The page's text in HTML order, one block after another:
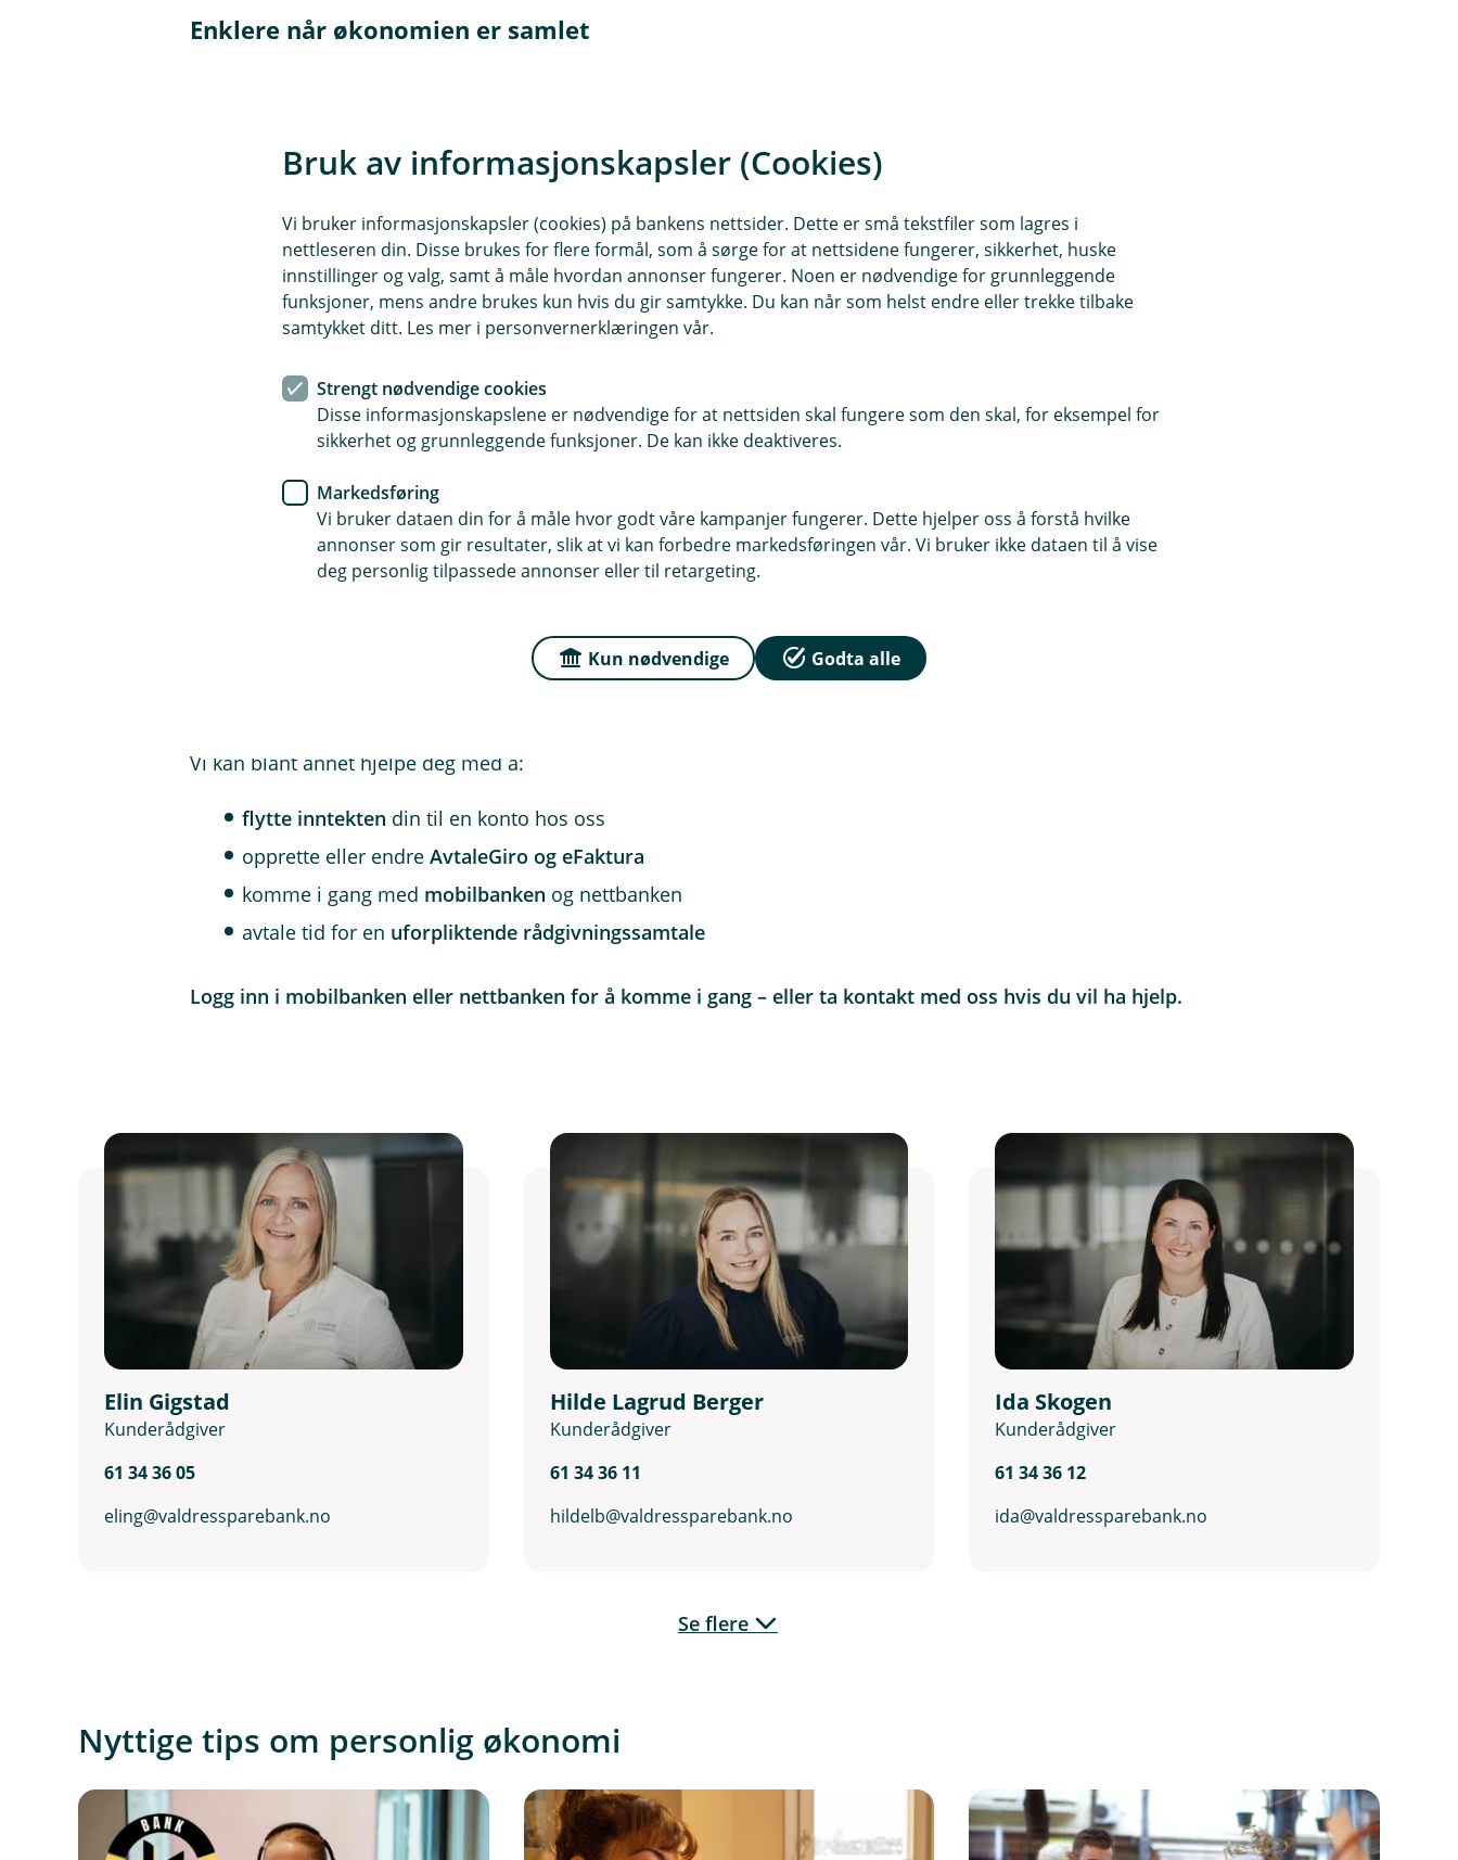
Enklere når økonomien er samlet
betale enkelt med kort eller mobilen, for eksempel Apple Pay, Vipps Tæpp eller Google Pay
spare jevnlig eller sette penger til side
få råd hvis økonomien din endrer seg
For mange gjør dette banken til en naturlig del av hverdagen.
Derfor velger mange Valdres Sparebank som hovedbank
Mobilbanken vår er blant de mest likte i Norge, med høye kundevurderinger i App Store og Google Play.
Sertifiserte rådgivere som tar seg tid til å høre på deg
Kåret til Norges beste kundeservice i bank flere år, sist i 2025 (KSIndeks)
En lokal bank med mennesker du kan snakke med
Vil du bruke oss mer i hverdagen?
Det er enkelt å komme i gang. Logg inn i mobilbanken eller nettbanken og følg veilederen steg for steg. Trenger du
Vi kan blant annet hjelpe deg med å:
flytte inntekten din til en konto hos oss
opprette eller endre AvtaleGiro og eFaktura
komme i gang med mobilbanken og nettbanken
avtale tid for en uforpliktende rådgivningssamtale
Logg inn i mobilbanken eller nettbanken for å komme i gang – eller ta kontakt med oss hvis du vil ha hjelp.
Elin Gigstad
Kunderådgiver
61 34 36 05
eling@valdressparebank.no
Hilde Lagrud Berger
Kunderådgiver
61 34 36 11
hildelb@valdressparebank.no
Ida Skogen
Kunderådgiver
61 34 36 12
ida@valdressparebank.no
Se flere
Nyttige tips om personlig økonomi
Bruk av informasjonskapsler (Cookies)
Vi bruker informasjonskapsler (cookies) på bankens nettsider. Dette er små tekstfiler som lagres i
nettleseren din. Disse brukes for flere formål, som å sørge for at nettsidene fungerer, sikkerhet, huske
innstillinger og valg, samt å måle hvordan annonser fungerer. Noen er nødvendige for grunnleggende
funksjoner, mens andre brukes kun hvis du gir samtykke. Du kan når som helst endre eller trekke tilbake
samtykket ditt. Les mer i personvernerklæringen vår.
Strengt nødvendige cookies
Disse informasjonskapslene er nødvendige for at nettsiden skal fungere som den skal, for eksempel for
sikkerhet og grunnleggende funksjoner. De kan ikke deaktiveres.
Markedsføring
Vi bruker dataen din for å måle hvor godt våre kampanjer fungerer. Dette hjelper oss å forstå hvilke
annonser som gir resultater, slik at vi kan forbedre markedsføringen vår. Vi bruker ikke dataen til å vise
deg personlig tilpassede annonser eller til retargeting.
Kun nødvendige Godta alle